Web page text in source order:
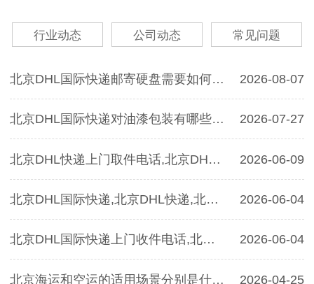
行业动态 公司动态 常见问题
北京DHL国际快递邮寄硬盘需要如何包装,北京DHL快递 2026-08-07
北京DHL国际快递对油漆包装有哪些要求？北京DHL国际快递 2026-07-27
北京DHL快递上门取件电话,北京DHL快递寄茶叶的运费是多少？ 2026-06-09
北京DHL国际快递,北京DHL快递,北京DHL国际快递邮寄手机的包装有哪些要求？ 2026-06-04
北京DHL国际快递上门收件电话,北京DHL国际快递可以邮寄智能手机吗 2026-06-04
北京海运和空运的适用场景分别是什么？ 2026-04-25